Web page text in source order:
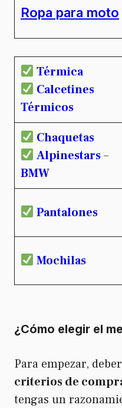
Ropa para moto
Térmica
Calcetines
Térmicos
Chaquetas
Alpinestars–
BMW
Pantalones
Mochilas
¿Cómo elegir el
Para empezar,
criterios de
tengas un